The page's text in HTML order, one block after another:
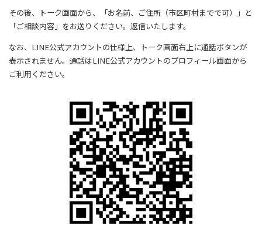
その後、トーク画面から、「お名前、ご住所（市区町村までで可）」と
「ご相談内容」をお送りください。返信いたします。
なお、LINE公式アカウントの仕様上、トーク画面右上に通話ボタンが
表示されません。通話はLINE公式アカウントのプロフィール画面から
ご利用ください。